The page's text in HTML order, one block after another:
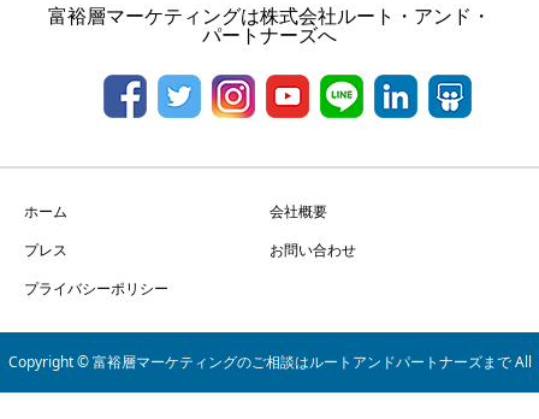
富裕層マーケティングは株式会社ルート・アンド・
パートナーズへ
ホーム
会社概要
プレス
お問い合わせ
プライバシーポリシー
Copyright © 富裕層マーケティングのご相談はルートアンドパートナーズまで All